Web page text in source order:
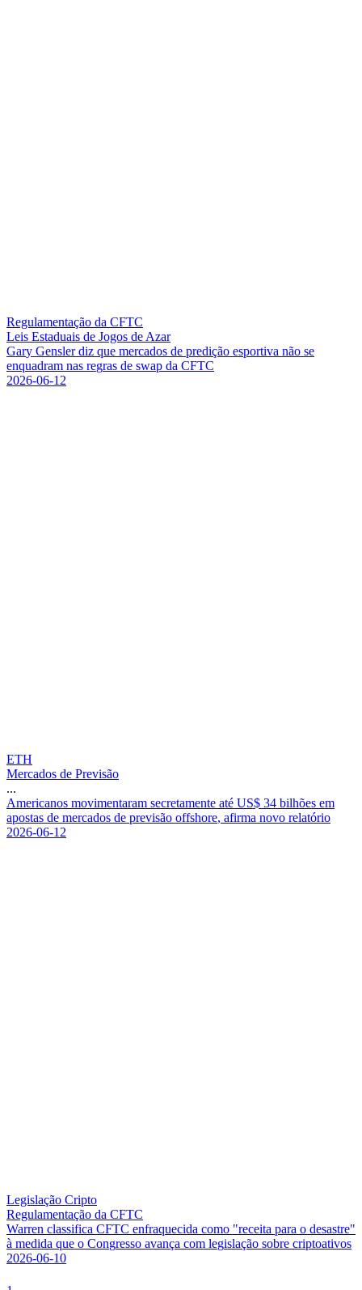
Regulamentação da CFTC
Leis Estaduais de Jogos de Azar
Gary Gensler diz que mercados de predição esportiva não se
enquadram nas regras de swap da CFTC
2026-06-12
ETH
Mercados de Previsão
...
Americanos movimentaram secretamente até US$ 34 bilhões em
apostas de mercados de previsão offshore, afirma novo relatório
2026-06-12
Legislação Cripto
Regulamentação da CFTC
Warren classifica CFTC enfraquecida como "receita para o desastre"
à medida que o Congresso avança com legislação sobre criptoativos
2026-06-10